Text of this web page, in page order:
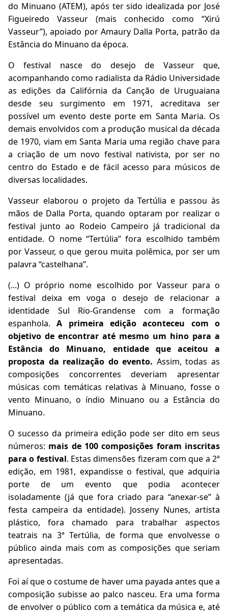
do Minuano (ATEM), após ter sido idealizada por José
Figueiredo Vasseur (mais conhecido como “Xirú
Vasseur”), apoiado por Amaury Dalla Porta, patrão da
Estância do Minuano da época.
O festival nasce do desejo de Vasseur que,
acompanhando como radialista da Rádio Universidade
as edições da Califórnia da Canção de Uruguaiana
desde seu surgimento em 1971, acreditava ser
possível um evento deste porte em Santa Maria. Os
demais envolvidos com a produção musical da década
de 1970, viam em Santa Maria uma região chave para
a criação de um novo festival nativista, por ser no
centro do Estado e de fácil acesso para músicos de
diversas localidades.
Vasseur elaborou o projeto da Tertúlia e passou às
mãos de Dalla Porta, quando optaram por realizar o
festival junto ao Rodeio Campeiro já tradicional da
entidade. O nome “Tertúlia” fora escolhido também
por Vasseur, o que gerou muita polêmica, por ser um
palavra “castelhana”.
(...) O próprio nome escolhido por Vasseur para o
festival deixa em voga o desejo de relacionar a
identidade Sul Rio-Grandense com a formação
espanhola.A primeira edição aconteceu com o
objetivo de encontrar até mesmo um hino para a
Estância do Minuano, entidade que aceitou a
proposta da realização do evento. Assim, todas as
composições concorrentes deveriam apresentar
músicas com temáticas relativas à Minuano, fosse o
vento Minuano, o índio Minuano ou a Estância do
Minuano.
O sucesso da primeira edição pode ser dito em seus
números: mais de 100 composições foram inscritas
para o festival. Estas dimensões fizeram com que a 2ª
edição, em 1981, expandisse o festival, que adquiria
porte de um evento que podia acontecer
isoladamente (já que fora criado para “anexar-se” à
festa campeira da entidade). Josseny Nunes, artista
plástico, fora chamado para trabalhar aspectos
teatrais na 3ª Tertúlia, de forma que envolvesse o
público ainda mais com as composições que seriam
apresentadas.
Foi aí que o costume de haver uma payada antes que a
composição subisse ao palco nasceu. Era uma forma
de envolver o público com a temática da música e, até